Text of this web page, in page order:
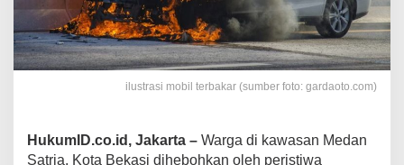
ilustrasi mobil terbakar (sumber foto: gardaoto.com)
HukumID.co.id, Jakarta – Warga di kawasan Medan
Satria, Kota Bekasi dihebohkan oleh peristiwa